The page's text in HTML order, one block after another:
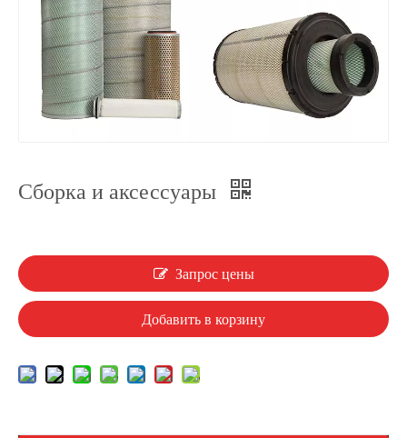
Сборка и аксессуары
Запрос цены
Добавить в корзину